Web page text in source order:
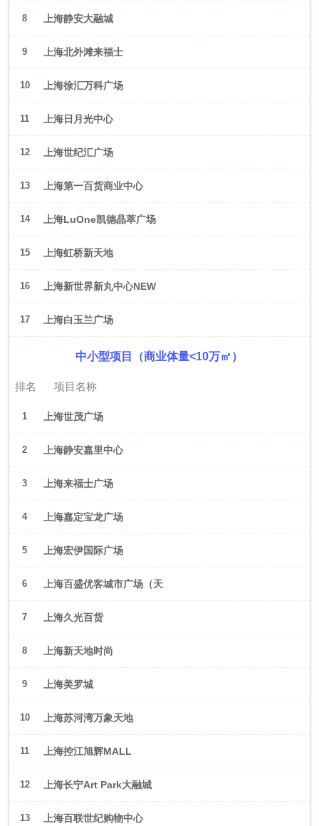
8 上海静安大融城
9 上海北外滩来福士
10 上海徐汇万科广场
11 上海日月光中心
12 上海世纪汇广场
13 上海第一百货商业中心
14 上海LuOne凯德晶萃广场
15 上海虹桥新天地
16 上海新世界新丸中心NEW
ONE
17 上海白玉兰广场
中小型项目（商业体量<10万㎡）
排名 项目名称
1 上海世茂广场
2 上海静安嘉里中心
3 上海来福士广场
4 上海嘉定宝龙广场
5 上海宏伊国际广场
6 上海百盛优客城市广场（天
山店）
7 上海久光百货
8 上海新天地时尚
9 上海美罗城
10 上海苏河湾万象天地
11 上海控江旭辉MALL
12 上海长宁Art Park大融城
13 上海百联世纪购物中心